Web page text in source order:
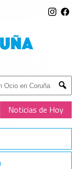
Submit
Noticias de Hoy